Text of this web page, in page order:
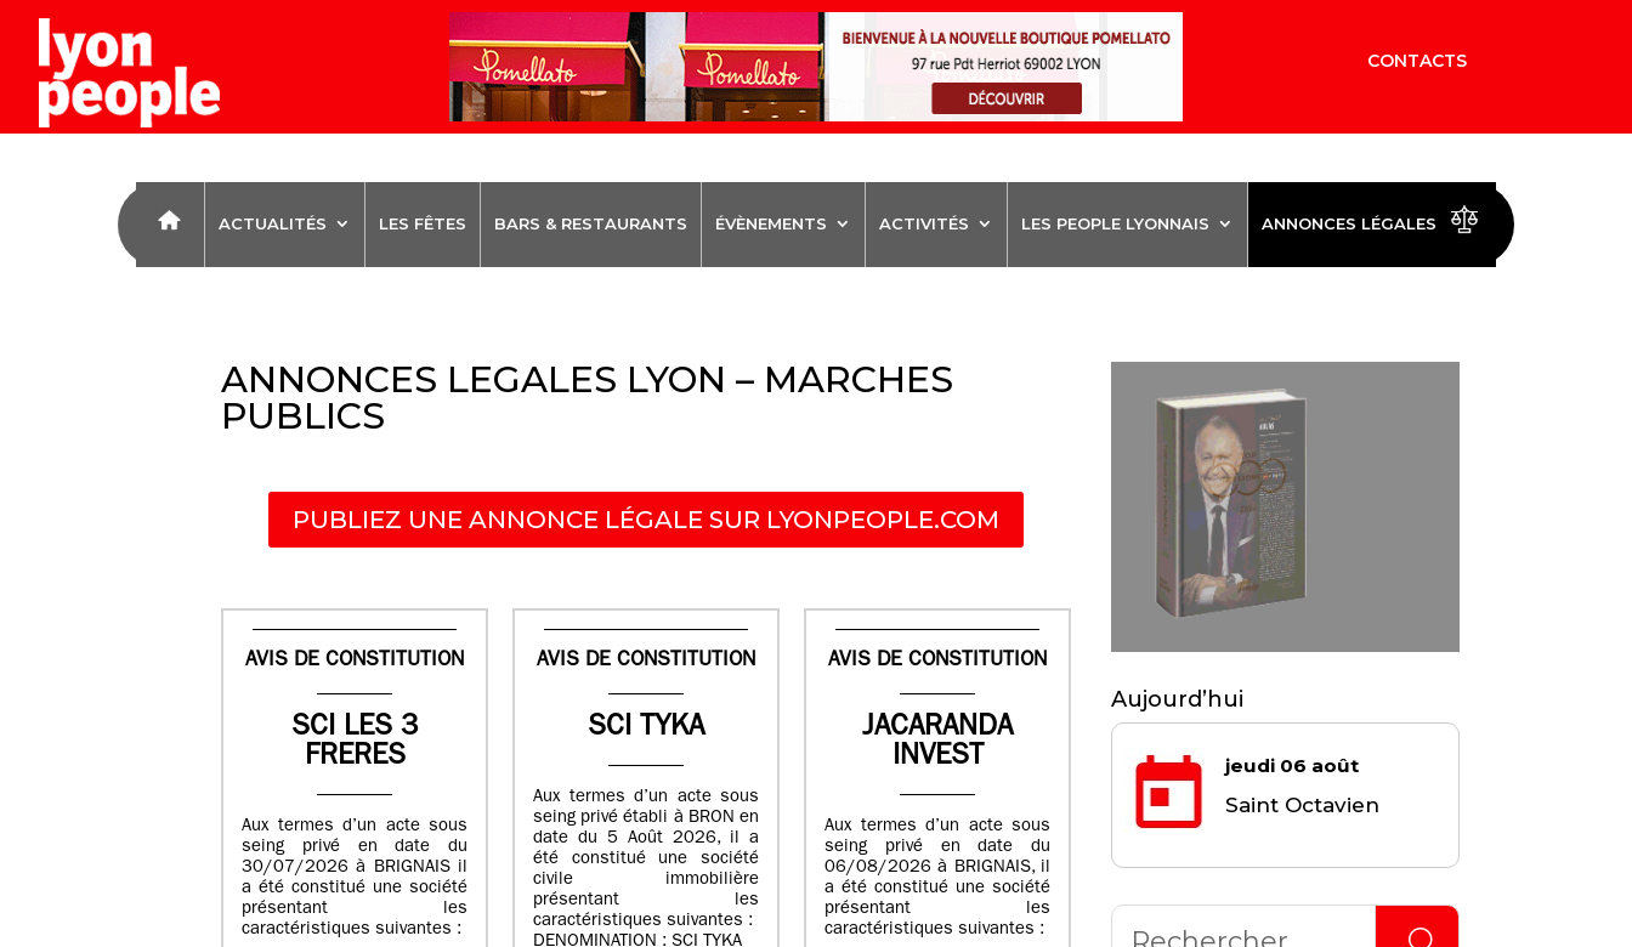
CONTACTS
ACTUALITÉS LES FÊTES BARS & RESTAURANTS ÉVÈNEMENTS ACTIVITÉS LES PEOPLE LYONNAIS ANNONCES LÉGALES
ANNONCES LEGALES LYON – MARCHES
PUBLICS
PUBLIEZ UNE ANNONCE LÉGALE SUR LYONPEOPLE.COM
AVIS DE CONSTITUTION
SCI LES 3
FRERES
Aux termes d’un acte sous
seing privé en date du
30/07/2026 à BRIGNAIS il
a été constitué une société
présentant les
caractéristiques suivantes :
AVIS DE CONSTITUTION
SCI TYKA
Aux termes d’un acte sous
seing privé établi à BRON en
date du 5 Août 2026, il a
été constitué une société
civile immobilière
présentant les
caractéristiques suivantes :
DENOMINATION : SCI TYKA
AVIS DE CONSTITUTION
JACARANDA
INVEST
Aux termes d’un acte sous
seing privé en date du
06/08/2026 à BRIGNAIS, il
a été constitué une société
présentant les
caractéristiques suivantes :
Aujourd’hui
jeudi 06 août
Saint Octavien